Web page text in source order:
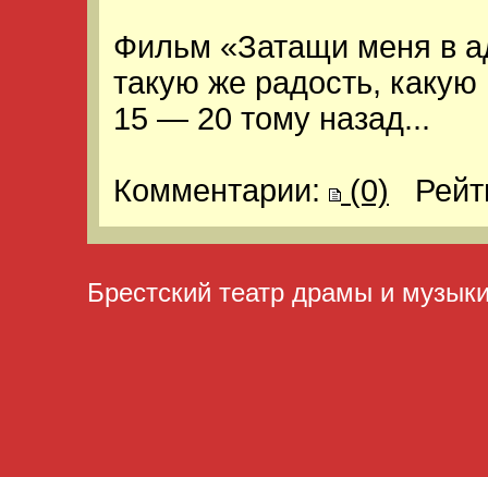
Фильм «Затащи меня в
такую же радость,
15 — 20 тому назад...
Комментарии: (0)
Брестский театр драмы и